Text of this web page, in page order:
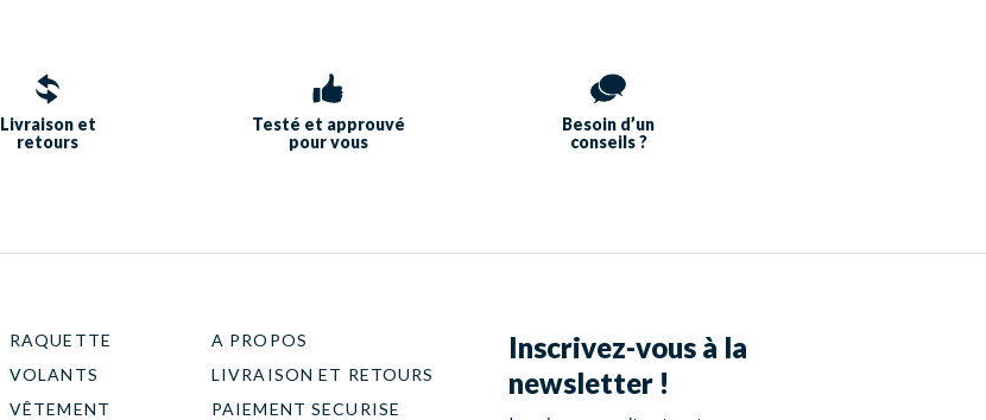
Livraison et
retours
Testé et approuvé
pour vous
Besoin d’un
conseils ?
RAQUETTE
VOLANTS
VÊTEMENT
A PROPOS
LIVRAISON ET RETOURS
PAIEMENT SECURISE
Inscrivez-vous à la
newsletter !